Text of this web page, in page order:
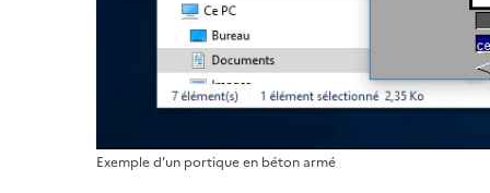
Exemple d’un portique en béton armé